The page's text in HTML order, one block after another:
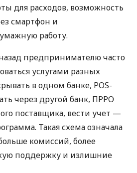
для расходов, возможность
смартфон и
работу.
предпринимателю часто
услугами разных
в одном банке, POS-
через другой банк, ПРРО
поставщика, вести учет —
Такая схема означала
комиссий, более
поддержку и излишние